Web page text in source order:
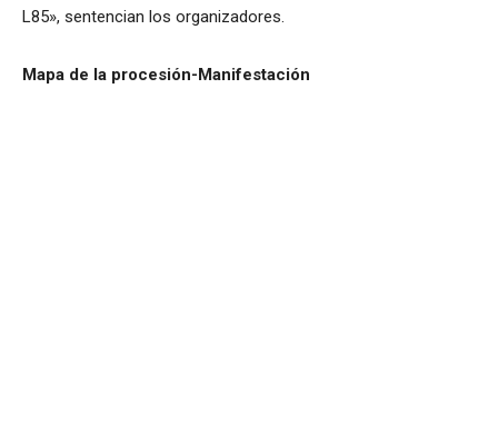
L85», sentencian los organizadores.
Mapa de la procesión-Manifestación